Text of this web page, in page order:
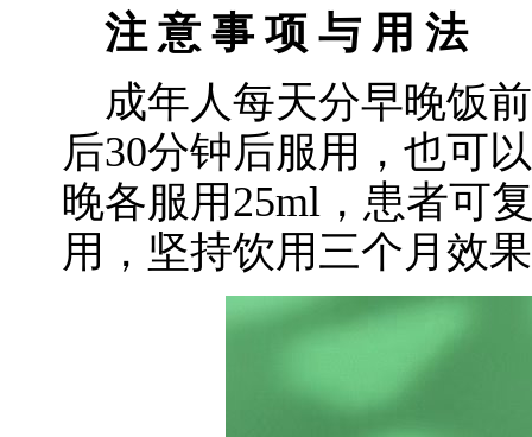
注 意 事 项 与 用 法
成年人每天分早晚饭
后30分钟后服用，也可
晚各服用25ml，患者可
用，坚持饮用三个月效